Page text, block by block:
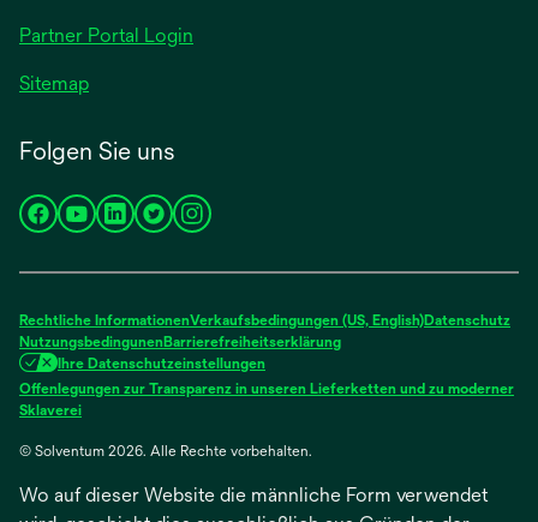
Partner Portal Login
Sitemap
Folgen Sie uns
wird
neuen
Registerkarte
geöffnet
wird
neuen
Registerkarte
geöffnet
wird
neuen
Registerkarte
geöffnet
wird
neuen
Registerkarte
geöffnet
wird
neuen
Registerkarte
geöffnet
Rechtliche InformationenVerkaufsbedingungen (US, English)Datenschutz
NutzungsbedingunenBarrierefreiheitserklärung
Ihre Datenschutzeinstellungen
Offenlegungen zur Transparenz in unseren Lieferketten und zu moderner
Sklavereiwird
einer
Registerkarte
geöffnet
© Solventum 2026. Alle Rechte vorbehalten.
Wo auf dieser Website die männliche Form verwendet